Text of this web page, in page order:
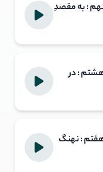
اپیزود نهم : به مقصدِ
: در
: نهنگ